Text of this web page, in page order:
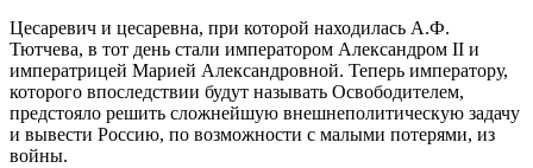
Цесаревич и цесаревна, при которой находилась А.Ф.
Тютчева, в тот день стали императором Александром II и
императрицей Марией Александровной. Теперь императору,
которого впоследствии будут называть Освободителем,
предстояло решить сложнейшую внешнеполитическую задачу
и вывести Россию, по возможности с малыми потерями, из
войны.